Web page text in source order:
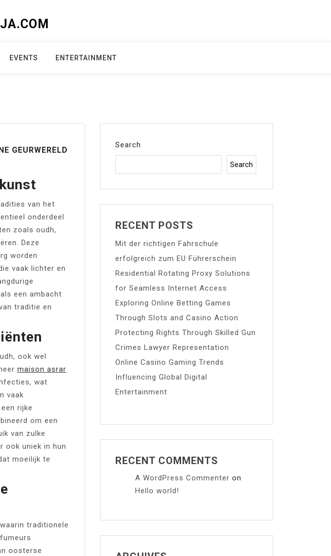
EVENTS ENTERTAINMENT
GEURWERELD
van het
onderdeel
zoals oudh,
Deze
worden
vaak lichter en
een ambacht
traditie en
ook wel
maison asrar
wat
vaak
rijke
om een
van zulke
ook uniek in hun
moeilijk te
traditionele
oosterse
Search
Search
RECENT POSTS
Mit der richtigen Fahrschule
erfolgreich zum EU Führerschein
Residential Rotating Proxy Solutions
for Seamless Internet Access
Exploring Online Betting Games
Through Slots and Casino Action
Protecting Rights Through Skilled Gun
Crimes Lawyer Representation
Online Casino Gaming Trends
Influencing Global Digital
Entertainment
RECENT COMMENTS
A WordPress Commenter on
Hello world!